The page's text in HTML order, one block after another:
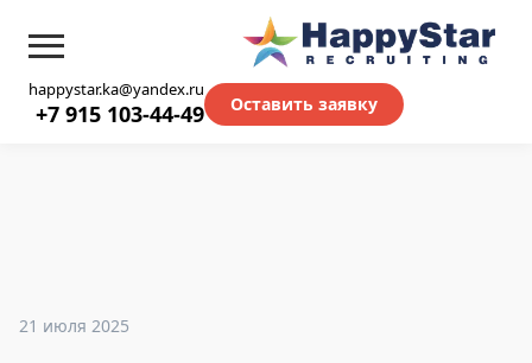
21 июля 2025
happystar.ka@yandex.ru
+7 915 103-44-49 Оставить заявку